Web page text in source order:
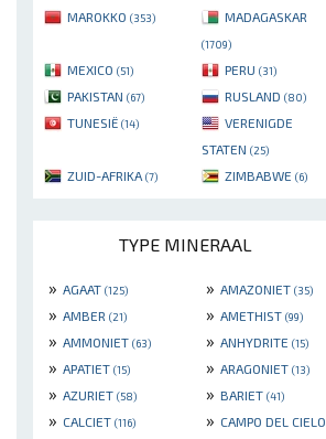
MAROKKO (353) MADAGASKAR
(1709)
MEXICO (51) PERU (31)
PAKISTAN (67) RUSLAND (80)
TUNESIË (14)
VERENIGDE
STATEN (25)
ZUID-AFRIKA (7) ZIMBABWE (6)
TYPE MINERAAL
» AGAAT (125) » AMAZONIET (35)
» AMBER (21) » AMETHIST (99)
» AMMONIET (63) » ANHYDRITE (15)
» APATIET (15) » ARAGONIET (13)
» AZURIET (58) » BARIET (41)
» CALCIET (116) » CAMPO DEL CIELO